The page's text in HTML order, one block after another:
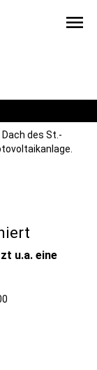
menu
des St.-
u.a. eine